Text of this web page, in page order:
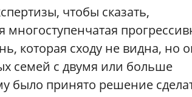
чтобы сказать,
которая сходу не видна, но
семей с двумя или больше
было принято решение